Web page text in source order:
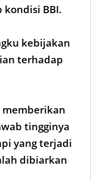
BBI.
kebijakan
terhadap
memberikan
tingginya
yang terjadi
dibiarkan